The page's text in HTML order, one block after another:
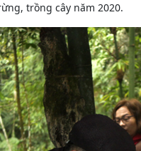
trồng cây năm 2020.